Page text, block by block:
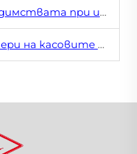
използването на сигурни кесета в розничните магазини
чекмеджета: Кое ще съответства на витрината ви?